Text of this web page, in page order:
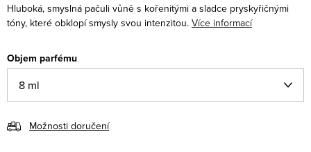
Hluboká, smyslná pačuli vůně s kořenitými a sladce pryskyřičnými
tóny, které obklopí smysly svou intenzitou. Více informací
Objem parfému
Možnosti doručení